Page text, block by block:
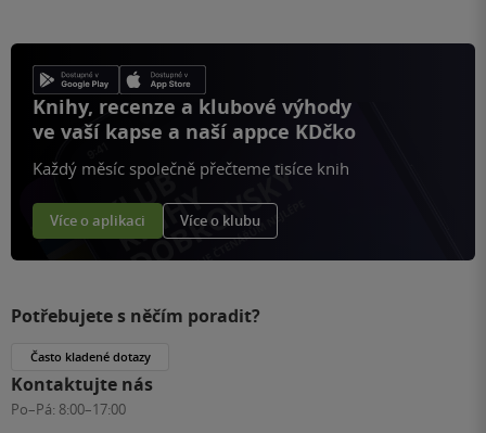
Knihy, recenze a klubové výhody
ve vaší kapse a naší appce KDčko
Každý měsíc společně přečteme tisíce knih
Více o aplikaci Více o klubu
Potřebujete s něčím poradit?
Často kladené dotazy
Kontaktujte nás
Po–Pá: 8:00–17:00